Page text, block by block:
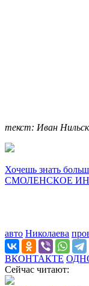
текст: Иван
Хочешь знать
СМОЛЕНСКОЕ
авто Николаева
ВКОНТАКТЕ
Сейчас читают: